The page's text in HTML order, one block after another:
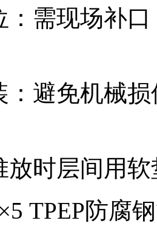
：需现场补
：避免机械
放时层间用
TPEP防腐